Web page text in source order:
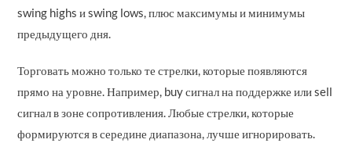
swing highs и swing lows, плюс максимумы и минимумы
предыдущего дня.
Торговать можно только те стрелки, которые появляются
прямо на уровне. Например, buy сигнал на поддержке или sell
сигнал в зоне сопротивления. Любые стрелки, которые
формируются в середине диапазона, лучше игнорировать.